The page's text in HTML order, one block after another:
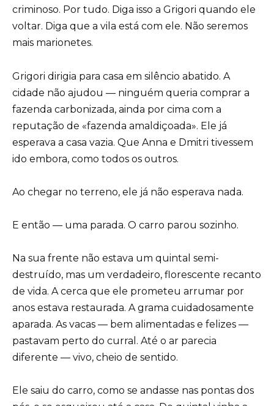
criminoso. Por tudo. Diga isso a Grigori quando ele
voltar. Diga que a vila está com ele. Não seremos
mais marionetes.
Grigori dirigia para casa em silêncio abatido. A
cidade não ajudou — ninguém queria comprar a
fazenda carbonizada, ainda por cima com a
reputação de «fazenda amaldiçoada». Ele já
esperava a casa vazia. Que Anna e Dmitri tivessem
ido embora, como todos os outros.
Ao chegar no terreno, ele já não esperava nada.
E então — uma parada. O carro parou sozinho.
Na sua frente não estava um quintal semi-
destruído, mas um verdadeiro, florescente recanto
de vida. A cerca que ele prometeu arrumar por
anos estava restaurada. A grama cuidadosamente
aparada. As vacas — bem alimentadas e felizes —
pastavam perto do curral. Até o ar parecia
diferente — vivo, cheio de sentido.
Ele saiu do carro, como se andasse nas pontas dos